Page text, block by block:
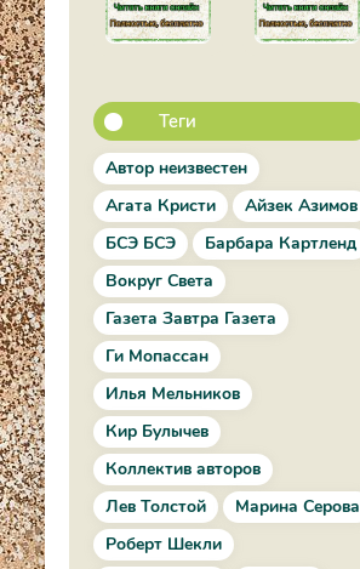
Теги
Автор неизвестен
Агата Кристи
Айзек Азимов
БСЭ БСЭ
Барбара Картленд
Вокруг Света
Газета Завтра Газета
Ги Мопассан
Илья Мельников
Кир Булычев
Коллектив авторов
Лев Толстой
Марина Серова
Роберт Шекли